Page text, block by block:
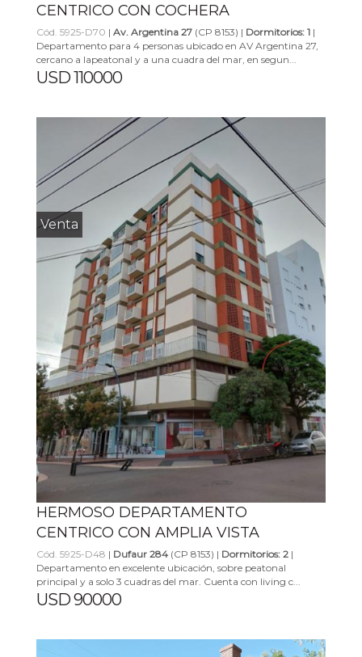
CENTRICO CON COCHERA
Cód. 5925-D70 | Av. Argentina 27 (CP 8153) | Dormitorios: 1 |
Departamento para 4 personas ubicado en AV Argentina 27,
cercano a lapeatonal y a una cuadra del mar, en segun...
USD 110000
Venta
HERMOSO DEPARTAMENTO
CENTRICO CON AMPLIA VISTA
Cód. 5925-D48 | Dufaur 284 (CP 8153) | Dormitorios: 2 |
Departamento en excelente ubicación, sobre peatonal
principal y a solo 3 cuadras del mar. Cuenta con living c...
USD 90000